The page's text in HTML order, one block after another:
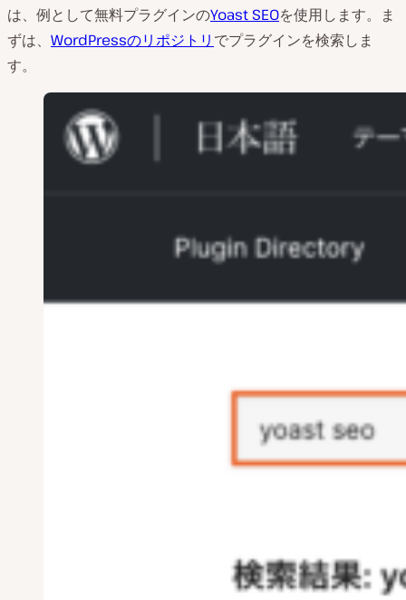
は、例として無料プラグインのYoast SEOを使用します。ま
ずは、 WordPressのリポジトリ でプラグインを検索しま
す。